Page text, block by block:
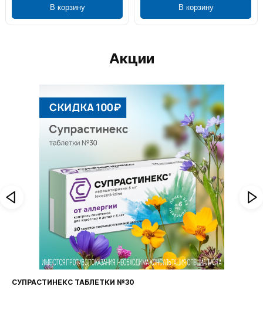
В корзину В корзину
Акции
СУПРАСТИНЕКС ТАБЛЕТКИ №30